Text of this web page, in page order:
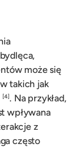
może się
takich jak
[4]. Na przykład,
wpływana
z
często